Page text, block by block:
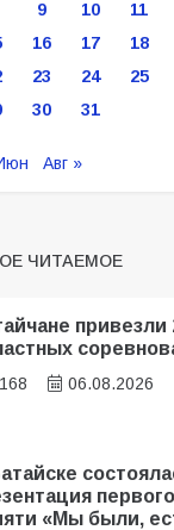
9 10 11
16 17 18
23 24 25
30 31
Авг »
ЧИТАЕМОЕ
привезли
168 06.08.2026
«Мы были,